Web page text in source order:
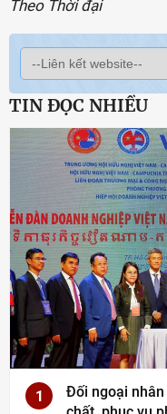
Theo Thời đại
TIN ĐỌC NHIỀU
1
Đối ngoại